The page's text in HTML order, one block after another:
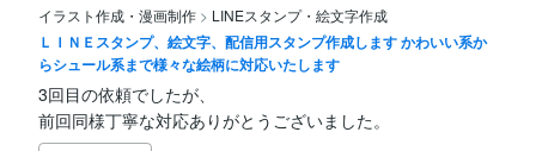
イラスト作成・漫画制作 > LINEスタンプ・絵文字作成
ＬＩＮＥスタンプ、絵文字、配信用スタンプ作成します かわいい系か
らシュール系まで様々な絵柄に対応いたします
3回目の依頼でしたが、
前回同様丁寧な対応ありがとうございました。